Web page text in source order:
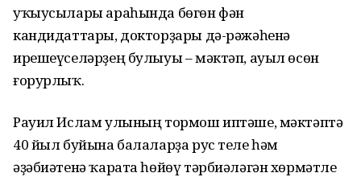
уҡыусылары араһында бөгөн фән
кандидаттары, докторҙары дә-рәжәһенә
ирешеүселәрҙең булыуы – мәктәп, ауыл өсөн
ғорурлыҡ.
Рауил Ислам улының тормош иптәше, мәктәптә
40 йыл буйына балаларҙа рус теле һәм
әҙәбиәтенә ҡарата һөйөү тәрбиәләгән хөрмәтле